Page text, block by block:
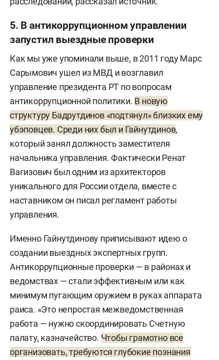
5. В антикоррупционном управлении
запустил выездные проверки
Как мы уже упоминали выше, в 2011 году Марс
Сарымович ушел из МВД и возглавил
управление президента РТ по вопросам
антикоррупционной политики. В новую
структуру Бадрутдинов «подтянул» близких ему
убэповцев. Среди них был и Гайнутдинов,
который занял должность заместителя
начальника управления. Фактически Ренат
Вагизович был одним из архитекторов
уникального для России отдела, вместе с
наставником он писал регламент работы
управления.
Именно Гайнутдинову приписывают идею о
создании выездных экспертных групп.
Антикоррупционные проверки — в районах и
ведомствах — стали эффективным или как
минимум пугающим оружием в руках аппарата
раиса. «Это непростая межведомственная
работа — нужно скоординировать Счетную
палату, казначейство. Чтобы грамотно все
организовать, требуются глубокие познания